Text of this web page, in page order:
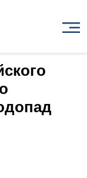
тропу на водопад